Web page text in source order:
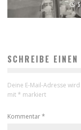
SCHREIBE EINEN
Deine E-Mail-Adresse
mit * markiert
Kommentar*